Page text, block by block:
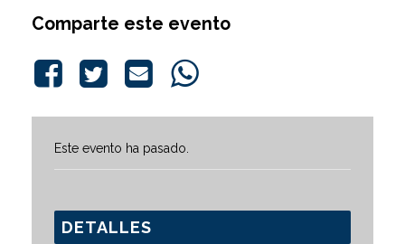
Comparte este evento
Este evento ha pasado.
DETALLES